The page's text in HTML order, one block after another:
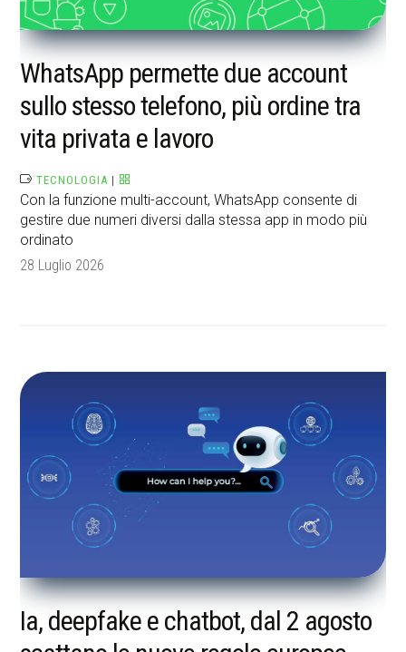
WhatsApp permette due account
sullo stesso telefono, più ordine tra
vita privata e lavoro
TECNOLOGIA |
Con la funzione multi-account, WhatsApp consente di
gestire due numeri diversi dalla stessa app in modo più
ordinato
28 Luglio 2026
Ia, deepfake e chatbot, dal 2 agosto